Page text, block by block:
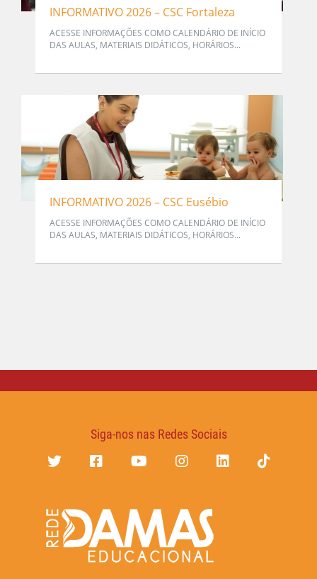
INFORMATIVO 2026 – CSC Fortaleza
ACESSE INFORMAÇÕES COMO CALENDÁRIO DE INÍCIO
DAS AULAS, MATERIAIS DIDÁTICOS, HORÁRIOS...
INFORMATIVO 2026 – CSC Eusébio
ACESSE INFORMAÇÕES COMO CALENDÁRIO DE INÍCIO
DAS AULAS, MATERIAIS DIDÁTICOS, HORÁRIOS...
Siga-nos nas Redes Sociais